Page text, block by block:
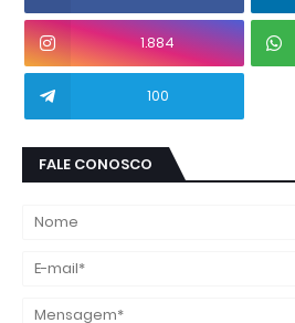
1.884
100
FALE CONOSCO